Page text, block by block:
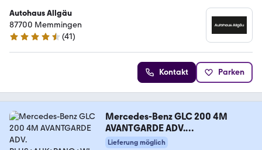
Autohaus Allgäu
87700 Memmingen
4.7 Sterne
(41)
Kontakt Parken
Mercedes-Benz GLC 200 4M
AVANTGARDE ADV.
PLUS+AHK+PANO+WINTER+
Lieferung möglich